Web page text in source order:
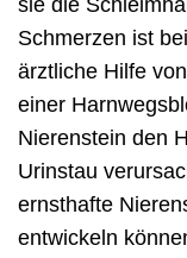
sie die
Schmerzen ist
ärztliche Hilfe
einer
Nierenstein den
Urinstau
ernsthafte
entwickeln